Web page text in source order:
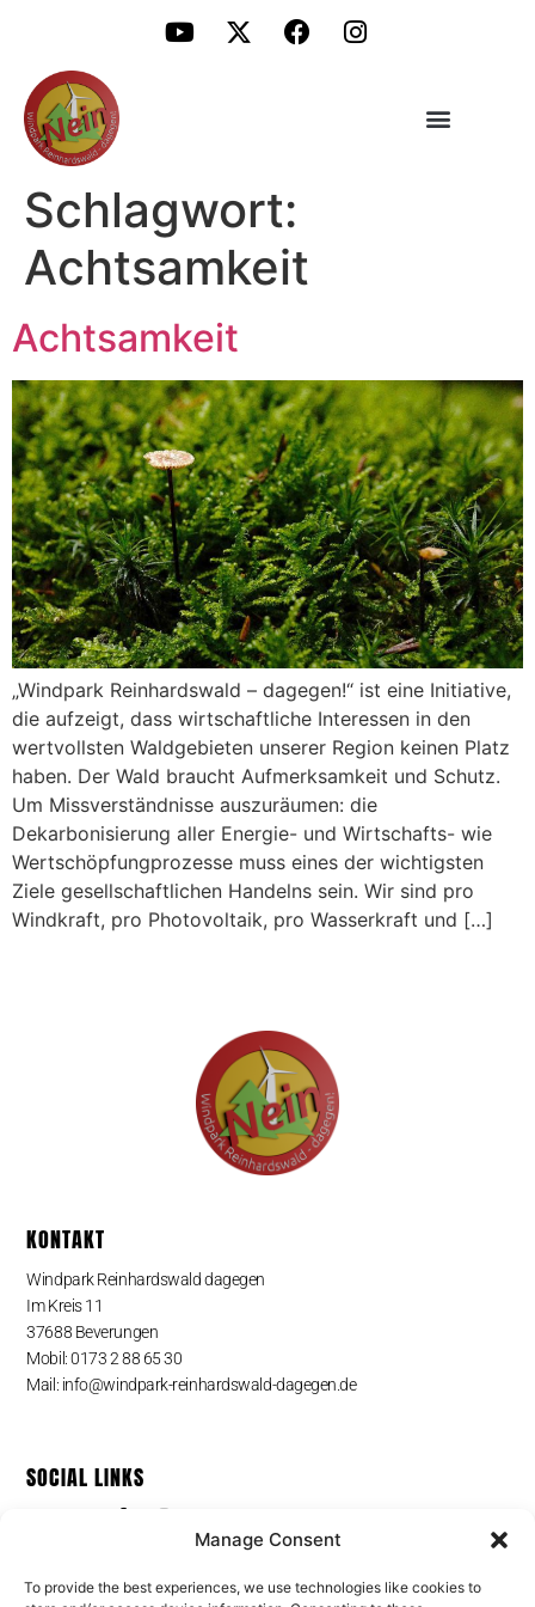
Manage Consent
To provide the best experiences, we use technologies like cookies to
Schlagwort:
Achtsamkeit
Achtsamkeit
„Windpark Reinhardswald – dagegen!“ ist eine Initiative,
die aufzeigt, dass wirtschaftliche Interessen in den
wertvollsten Waldgebieten unserer Region keinen Platz
haben. Der Wald braucht Aufmerksamkeit und Schutz.
Um Missverständnisse auszuräumen: die
Dekarbonisierung aller Energie- und Wirtschafts- wie
Wertschöpfungprozesse muss eines der wichtigsten
Ziele gesellschaftlichen Handelns sein. Wir sind pro
Windkraft, pro Photovoltaik, pro Wasserkraft und […]
KONTAKT
Windpark Reinhardswald dagegen
Im Kreis 11
37688 Beverungen
Mobil: 0173 2 88 65 30
Mail: info@windpark-reinhardswald-dagegen.de
SOCIAL LINKS
PRESS MEDIA